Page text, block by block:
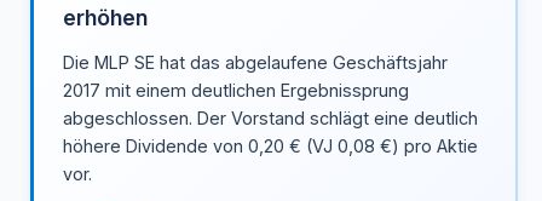
erhöhen
Die MLP SE hat das abgelaufene Geschäftsjahr
2017 mit einem deutlichen Ergebnissprung
abgeschlossen. Der Vorstand schlägt eine deutlich
höhere Dividende von 0,20 € (VJ 0,08 €) pro Aktie
vor.